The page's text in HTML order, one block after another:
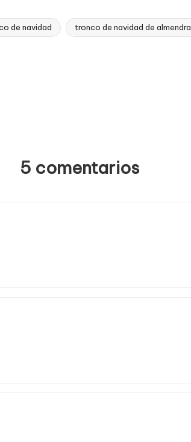
de navidad tronco de navidad de almendra
5 comentarios